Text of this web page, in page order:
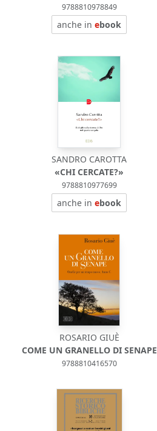
9788810978849
anche inebook
SANDRO CAROTTA
«CHI CERCATE?»
9788810977699
anche inebook
ROSARIO GIUÈ
COME UN GRANELLO DI SENAPE
9788810416570